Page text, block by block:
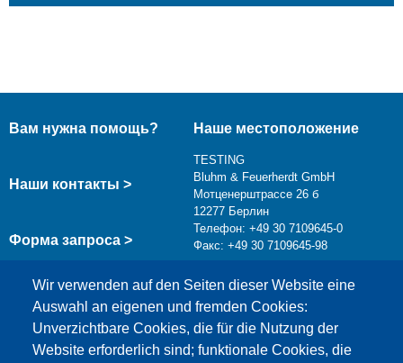
Wir verwenden auf den Seiten dieser Website eine
Auswahl an eigenen und fremden Cookies:
Unverzichtbare Cookies, die für die Nutzung der
Website erforderlich sind; funktionale Cookies, die
Вам нужна помощь?
Наши контакты >
Форма запроса >
Наше местоположение
TESTING
Bluhm & Feuerherdt GmbH
Мотценерштрассе 26 б
12277 Берлин
Телефон: +49 30 7109645-0
Факс: +49 30 7109645-98
info@testing.de